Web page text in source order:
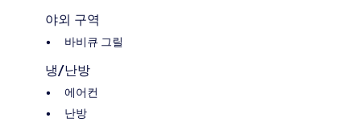
야외 구역
바비큐 그릴
냉/난방
에어컨
난방